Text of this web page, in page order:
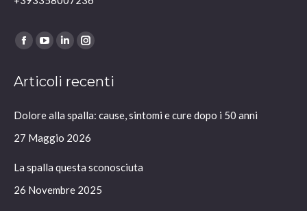
Ci puoi trovare su:
Facebook
opens
new
window
YouTube
opens
new
window
Linkedin
opens
new
window
Instagram
opens
new
window
Articoli recenti
Dolore alla spalla: cause, sintomi e cure dopo i 50 anni
27 Maggio 2026
La spalla questa sconosciuta
26 Novembre 2025